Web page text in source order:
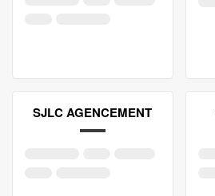
SJLC AGENCEMENT